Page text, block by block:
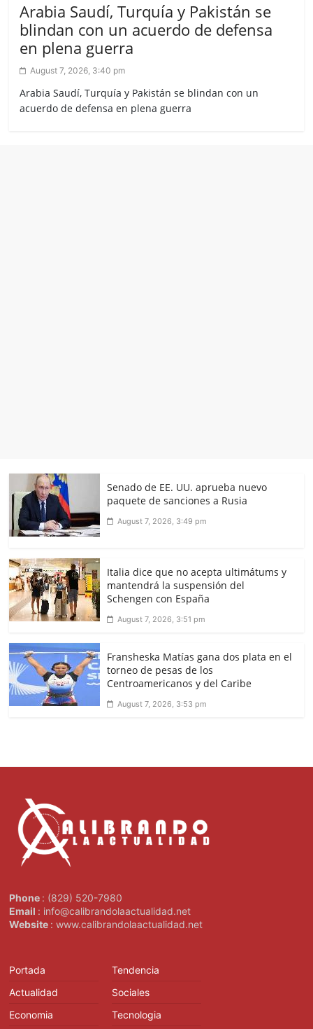
Arabia Saudí, Turquía y Pakistán se
blindan con un acuerdo de defensa
en plena guerra
August 7, 2026, 3:40 pm
Arabia Saudí, Turquía y Pakistán se blindan con un
acuerdo de defensa en plena guerra
Senado de EE. UU. aprueba nuevo
paquete de sanciones a Rusia
August 7, 2026, 3:49 pm
Italia dice que no acepta ultimátums y
mantendrá la suspensión del
Schengen con España
August 7, 2026, 3:51 pm
Fransheska Matías gana dos plata en el
torneo de pesas de los
Centroamericanos y del Caribe
August 7, 2026, 3:53 pm
Phone : (829) 520-7980
Email : info@calibrandolaactualidad.net
Website : www.calibrandolaactualidad.net
Portada
Actualidad
Economia
Tendencia
Sociales
Tecnologia